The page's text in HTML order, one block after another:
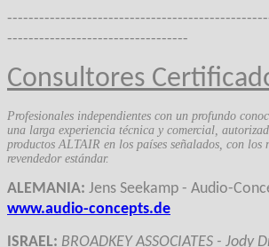
----------------------------------
Consultores
Profesionales independientes con un profundo
una larga experiencia técnica y comercial,
productos ALTAIR en los países señalados, con los
revendedor estándar.
ALEMANIA: Jens Seekamp - Audio-
www.audio-concepts.de
ISRAEL: BROADKEY ASSOCIATES - Jody